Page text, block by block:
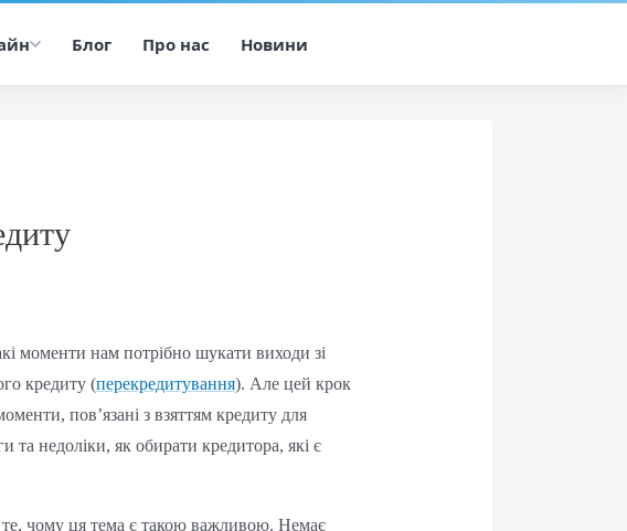
Блог Про нас Новини
моменти нам потрібно шукати виходи зі
кредиту (перекредитування). Але цей крок
пов’язані з взяттям кредиту для
та недоліки, як обирати кредитора, які є
те, чому ця тема є такою важливою. Немає